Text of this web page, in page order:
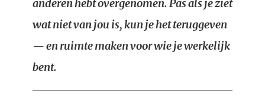
anderen hebt overgenomen. Pas als je ziet
wat niet van jou is, kun je het teruggeven
— en ruimte maken voor wie je werkelijk
bent.